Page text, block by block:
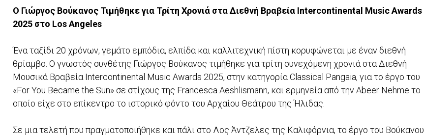
Ο Γιώργος Βούκανος Τιμήθηκε για Τρίτη Χρονιά στα Διεθνή Βραβεία Intercontinental Music Awards
2025 στο Los Angeles
Ένα ταξίδι 20 χρόνων, γεμάτο εμπόδια, ελπίδα και καλλιτεχνική πίστη κορυφώνεται με έναν διεθνή
θρίαμβο. Ο γνωστός συνθέτης Γιώργος Βούκανος τιμήθηκε για τρίτη συνεχόμενη χρονιά στα Διεθνή
Μουσικά Βραβεία Intercontinental Music Awards 2025, στην κατηγορία Classical Pangaia, για το έργο του
«For You Became the Sun» σε στίχους της Francesca Aeshlismann, και ερμηνεία από την Abeer Nehme το
οποίο είχε στο επίκεντρο το ιστορικό φόντο του Αρχαίου Θεάτρου της Ήλιδας.
Σε μια τελετή που πραγματοποιήθηκε και πάλι στο Λος Άντζελες της Καλιφόρνια, το έργο του Βούκανου